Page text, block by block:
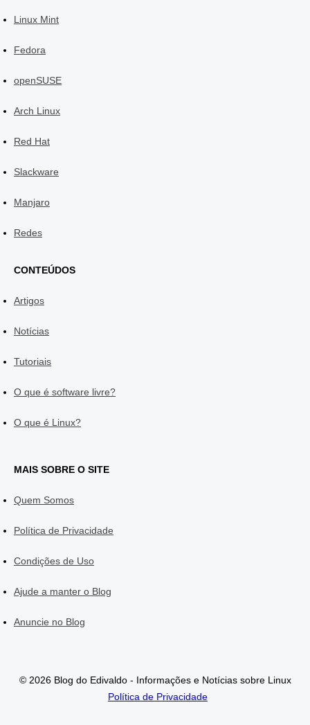
Linux Mint
Fedora
openSUSE
Arch Linux
Red Hat
Slackware
Manjaro
Redes
CONTEÚDOS
Artigos
Notícias
Tutoriais
O que é software livre?
O que é Linux?
MAIS SOBRE O SITE
Quem Somos
Política de Privacidade
Condições de Uso
Ajude a manter o Blog
Anuncie no Blog
© 2026 Blog do Edivaldo - Informações e Notícias sobre Linux
Política de Privacidade